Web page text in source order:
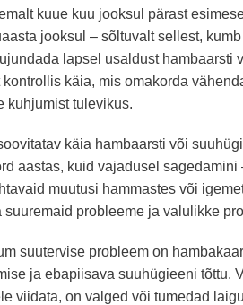
kuue kuu jooksul pärast
jooksul – sõltuvalt sellest,
lapsel usaldust hambaarsti
kontrollis käia, mis omakorda
kuhjumist tulevikus.
käia hambaarsti või
aastas, kuid vajadusel sagedamini
muutusi hammastes või
suuremaid probleeme ja valulikke
suutervise probleem on
ja ebapiisava suuhügieeni tõttu.
viidata, on valged või tumedad